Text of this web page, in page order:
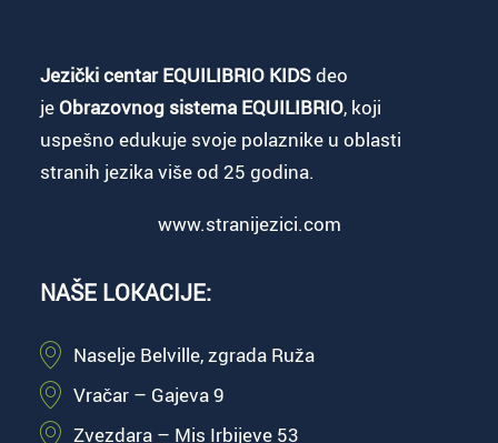
Jezički centar EQUILIBRIO KIDSdeo
je Obrazovnog sistema EQUILIBRIO, koji
uspešno edukuje svoje polaznike u oblasti
stranih jezika više od 25 godina.
www.stranijezici.com
NAŠE LOKACIJE:
Naselje Belville, zgrada Ruža
Vračar – Gajeva 9
Zvezdara – Mis Irbijeve 53